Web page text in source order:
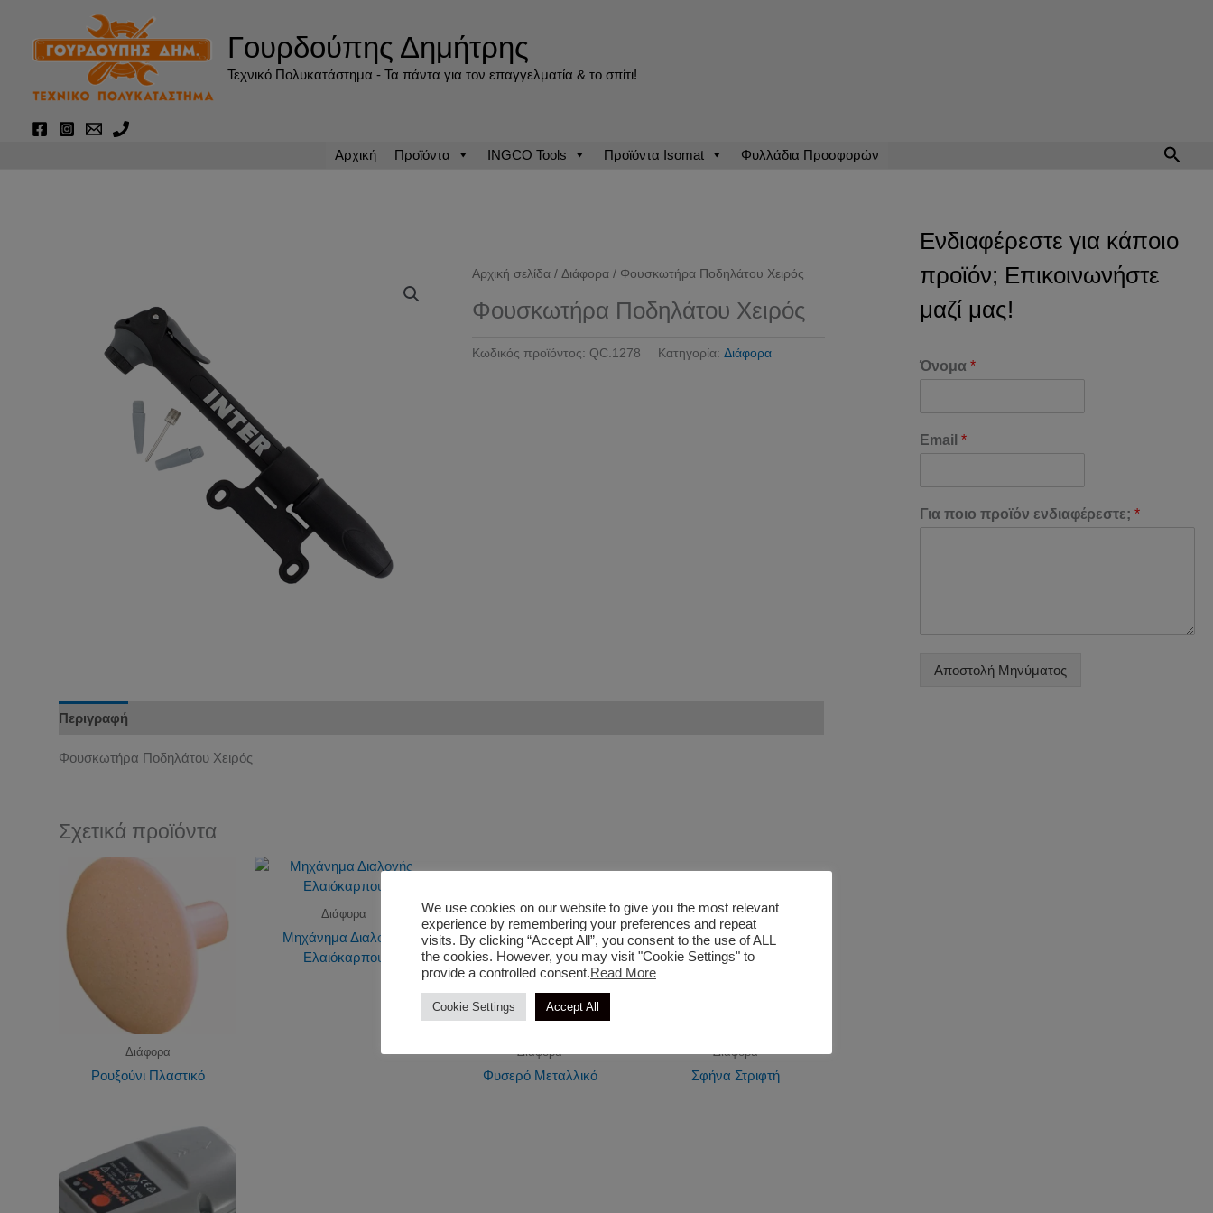
περιεχόμενο
Γουρδούπης Δημήτρης
Τεχνικό Πολυκατάστημα - Τα πάντα για τον επαγγελματία & το σπίτι!
Αρχική Προϊόντα INGCO Tools Προϊόντα Isomat Φυλλάδια Προσφορών
Αρχική σελίδα /Διάφορα / Φουσκωτήρα Ποδηλάτου Χειρός
Φουσκωτήρα Ποδηλάτου Χειρός
Κωδικός προϊόντος: QC.1278 Κατηγορία:Διάφορα
Περιγραφή
Φουσκωτήρα Ποδηλάτου Χειρός
Σχετικά προϊόντα
Διάφορα
Ρουξούνι Πλαστικό
Διάφορα
Μηχάνημα Διαλογής
Ελαιόκαρπου
Διάφορα
Φυσερό Μεταλλικό
Διάφορα
Σφήνα Στριφτή
Ενδιαφέρεστε για κάποιο
προϊόν; Επικοινωνήστε
μαζί μας!
Όνομα *
Email *
Για ποιο προϊόν ενδιαφέρεστε; *
Αποστολή Μηνύματος
We use cookies on our website to give you the most relevant
experience by remembering your preferences and repeat
visits. By clicking “Accept All”, you consent to the use of ALL
the cookies. However, you may visit "Cookie Settings" to
provide a controlled consent.Read More
Cookie Settings Accept All